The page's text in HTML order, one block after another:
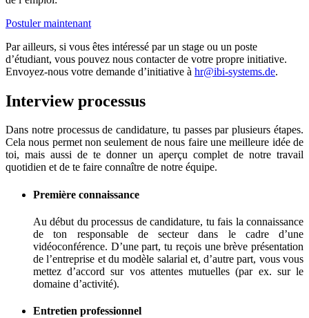
Postuler maintenant
Par ailleurs, si vous êtes intéressé par un stage ou un poste
d’étudiant, vous pouvez nous contacter de votre propre initiative.
Envoyez-nous votre demande d’initiative à hr@ibi-systems.de.
Interview processus
Dans notre processus de candidature, tu passes par plusieurs étapes.
Cela nous permet non seulement de nous faire une meilleure idée de
toi, mais aussi de te donner un aperçu complet de notre travail
quotidien et de te faire connaître de notre équipe.
Première connaissance
Au début du processus de candidature, tu fais la connaissance
de ton responsable de secteur dans le cadre d’une
vidéoconférence. D’une part, tu reçois une brève présentation
de l’entreprise et du modèle salarial et, d’autre part, vous vous
mettez d’accord sur vos attentes mutuelles (par ex. sur le
domaine d’activité).
Entretien professionnel